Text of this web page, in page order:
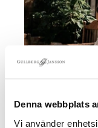
Denna webbplats
Vi använder